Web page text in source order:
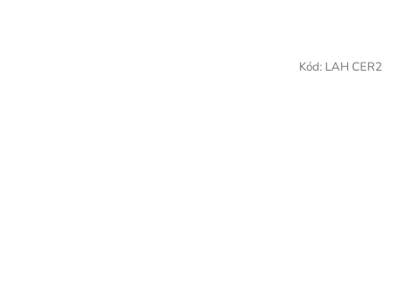
Kód: LAH CER2